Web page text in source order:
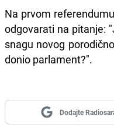
Na prvom
odgovarati na pitanje:
snagu novog
donio parlament?".
Dodajte